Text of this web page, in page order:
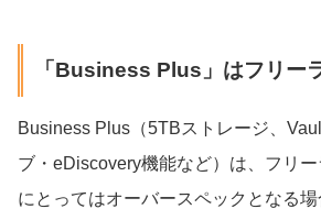
「Business Plus」はフリー
Business Plus（5TBストレージ、
ブ・eDiscovery機能など）は、フリ
にとってはオーバースペックとなる場